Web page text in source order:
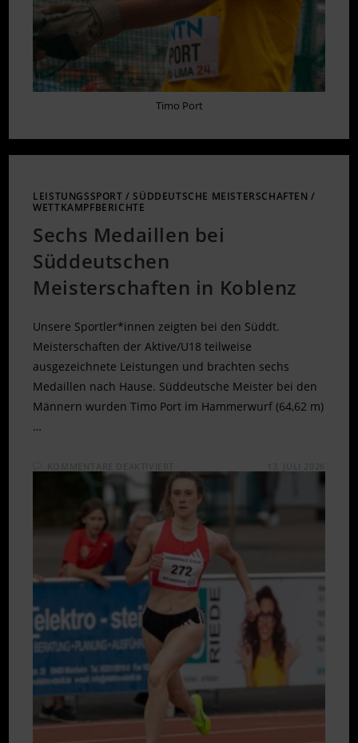
Timo Port
LEISTUNGSSPORT / SÜDDEUTSCHE MEISTERSCHAFTEN /
WETTKAMPFBERICHTE
Sechs Medaillen bei
Süddeutschen
Meisterschaften in Koblenz
Unsere Sportler*innen zeigten bei den Süddt.
Meisterschaften der Aktive/U18 teilweise
ausgezeichnete Leistungen und brachten sechs
Medaillen nach Hause. Süddeutsche Meister bei den
Männern wurden Timo Port im Hammerwurf (64,62 m)
…
SECHS
MEDAILLEN
BEI
SÜDDEUTSCHEN
MEISTERSCHAFTEN
KOBLENZ